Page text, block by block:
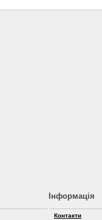
Інформація
Контакти